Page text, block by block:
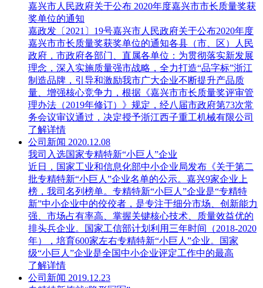
嘉兴市人民政府关于公布 2020年度嘉兴市市长质量奖获
奖单位的通知
嘉政发〔2021〕19号嘉兴市人民政府关于公布2020年度
嘉兴市市长质量奖获奖单位的通知各县（市、区）人民
政府，市政府各部门、直属各单位：为贯彻落实新发展
理念，深入实施质量强市战略，全力打造“品字标”浙江
制造品牌，引导和激励我市广大企业不断提升产品质
量、增强核心竞争力，根据《嘉兴市市长质量奖评审管
理办法（2019年修订）》规定，经八届市政府第73次常
务会议审议通过，决定授予浙江西子重工机械有限公司
了解详情
公司新闻 2020.12.08
我司入选国家专精特新“小巨人”企业
近日，国家工业和信息化部中小企业局发布《关于第二
批专精特新“小巨人”企业名单的公示。嘉兴9家企业上
榜，我司名列榜单。专精特新“小巨人”企业是“专精特
新”中小企业中的佼佼者，是专注于细分市场、创新能力
强、市场占有率高、掌握关键核心技术、质量效益优的
排头兵企业。国家工信部计划利用三年时间（2018-2020
年），培育600家左右专精特新“小巨人”企业。国家
级“小巨人”企业是全国中小企业评定工作中的最高
了解详情
公司新闻 2019.12.23